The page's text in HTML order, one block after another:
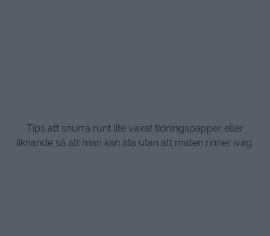
Tips att snurra runt lite vaxat tidningspapper eller
liknande så att man kan äta utan att maten rinner iväg.